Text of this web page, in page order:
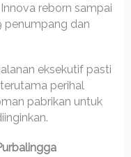
reborn sampai
penumpang dan
eksekutif pasti
perihal
pabrikan untuk